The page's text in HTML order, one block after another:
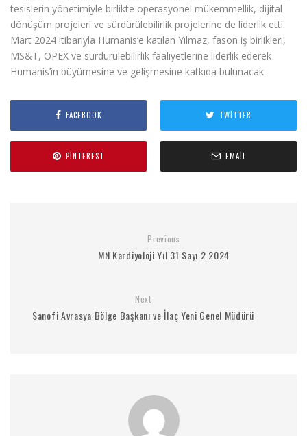
tesislerin yönetimiyle birlikte operasyonel mükemmellik, dijital
dönüşüm projeleri ve sürdürülebilirlik projelerine de liderlik etti.
Mart 2024 itibarıyla Humanis’e katılan Yılmaz, fason iş birlikleri,
MS&T, OPEX ve sürdürülebilirlik faaliyetlerine liderlik ederek
Humanis’in büyümesine ve gelişmesine katkıda bulunacak.
FACEBOOK TWITTER
PINTEREST EMAIL
Previous
MN Kardiyoloji Yıl 31 Sayı 2 2024
Next
Sanofi Avrasya Bölge Başkanı ve İlaç Yeni Genel Müdürü